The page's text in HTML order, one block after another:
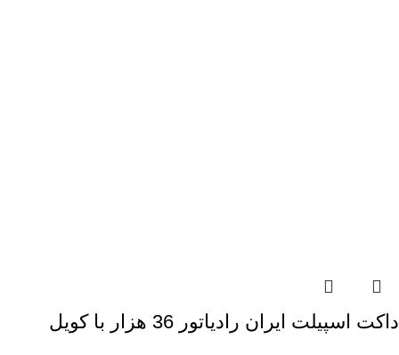
داکت اسپیلت ایران رادیاتور 36 هزار با کویل